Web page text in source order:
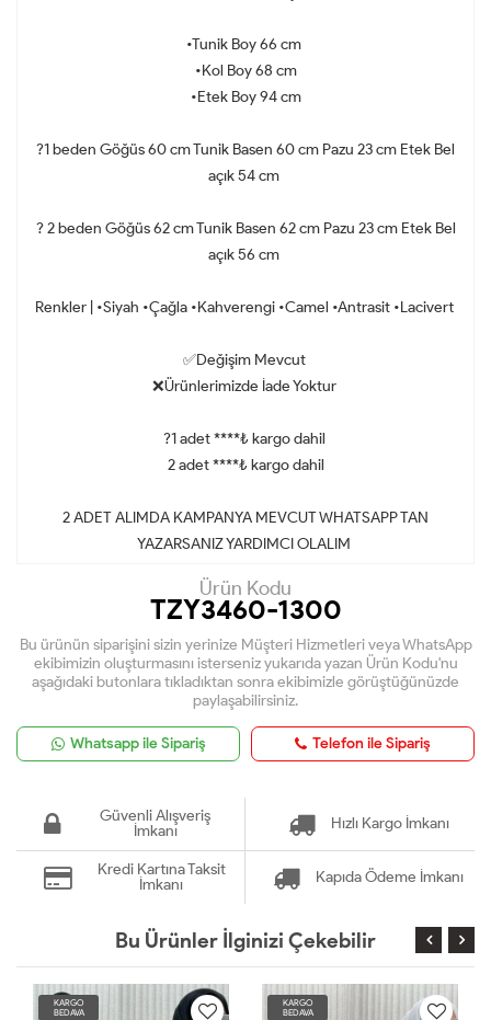
•Tunik Boy 66 cm
•Kol Boy 68 cm
•Etek Boy 94 cm
?1 beden Göğüs 60 cm Tunik Basen 60 cm Pazu 23 cm Etek Bel
açık 54 cm
? 2 beden Göğüs 62 cm Tunik Basen 62 cm Pazu 23 cm Etek Bel
açık 56 cm
Renkler | •Siyah •Çağla •Kahverengi •Camel •Antrasit •Lacivert
✅Değişim Mevcut
❌Ürünlerimizde İade Yoktur
?1 adet ****₺ kargo dahil
2 adet ****₺ kargo dahil
2 ADET ALIMDA KAMPANYA MEVCUT WHATSAPP TAN
YAZARSANIZ YARDIMCI OLALIM
Ürün Kodu
TZY3460-1300
Bu ürünün siparişini sizin yerinize Müşteri Hizmetleri veya WhatsApp
ekibimizin oluşturmasını isterseniz yukarıda yazan Ürün Kodu'nu
aşağıdaki butonlara tıkladıktan sonra ekibimizle görüştüğünüzde
paylaşabilirsiniz.
Whatsapp ile Sipariş Telefon ile Sipariş
Güvenli Alışveriş
İmkanı
Hızlı Kargo İmkanı
Kredi Kartına Taksit
İmkanı
Kapıda Ödeme İmkanı
Bu Ürünler İlginizi Çekebilir
KARGO
BEDAVA
KARGO
BEDAVA